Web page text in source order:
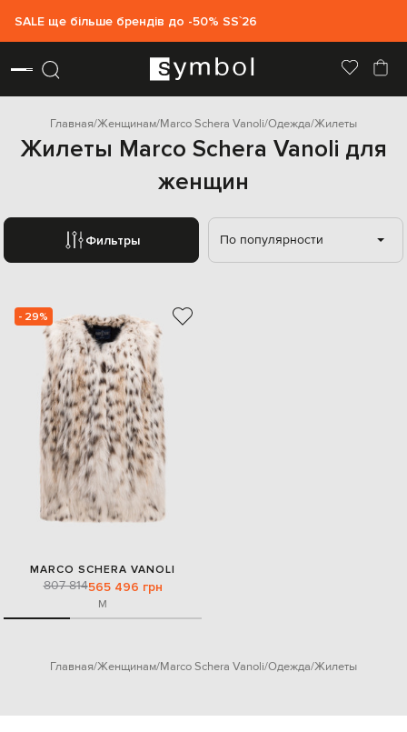
SALE ще більше брендів до -50% SS`26
Главная Женщинам Marco Schera Vanoli Одежда Жилеты
Жилеты Marco Schera Vanoli для
женщин
Фильтры По популярности
- 29%
MARCO SCHERA VANOLI
807 814565 496 грн
M
Главная Женщинам Marco Schera Vanoli Одежда Жилеты